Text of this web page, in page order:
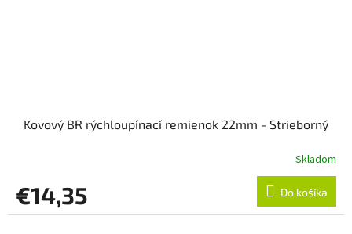
Kovový BR rýchloupínací remienok 22mm - Strieborný
Skladom
€14,35 Do košíka